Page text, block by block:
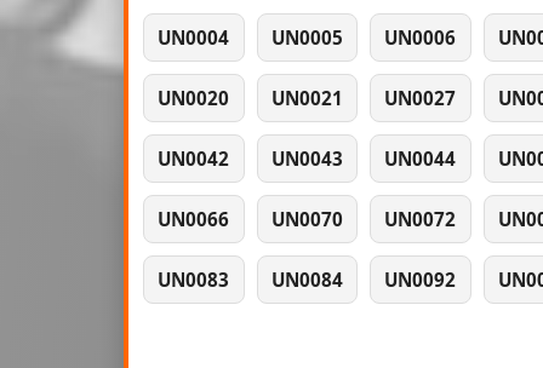
UN0004 UN0005 UN0006
UN0020 UN0021 UN0027
UN0042 UN0043 UN0044
UN0066 UN0070 UN0072
UN0083 UN0084 UN0092